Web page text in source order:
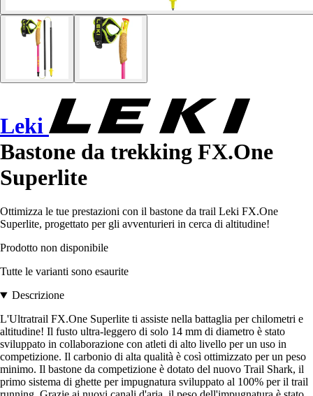
Leki
Bastone da trekking FX.One
Superlite
Ottimizza le tue prestazioni con il bastone da trail Leki FX.One
Superlite, progettato per gli avventurieri in cerca di altitudine!
Prodotto non disponibile
Tutte le varianti sono esaurite
Descrizione
L'Ultratrail FX.One Superlite ti assiste nella battaglia per chilometri e
altitudine! Il fusto ultra-leggero di solo 14 mm di diametro è stato
sviluppato in collaborazione con atleti di alto livello per un uso in
competizione. Il carbonio di alta qualità è così ottimizzato per un peso
minimo. Il bastone da competizione è dotato del nuovo Trail Shark, il
primo sistema di ghette per impugnatura sviluppato al 100% per il trail